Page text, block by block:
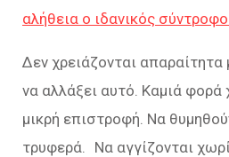
αλήθεια ο ιδανικός
Δεν χρειάζονται
να αλλάξει αυτό. Καμιά φορά
μικρή επιστροφή. Να
τρυφερά. Να αγγίζονται